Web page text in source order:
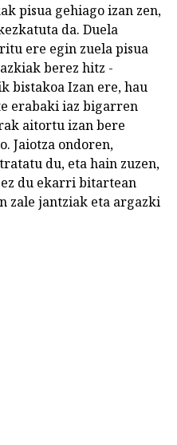
pisua gehiago izan zen,
da. Duela
ere egin zuela pisua
berez hitz -
bistakoa Izan ere, hau
erabaki iaz bigarren
aitortu izan bere
Jaiotza ondoren,
du, eta hain zuzen,
du ekarri bitartean
zale jantziak eta argazki